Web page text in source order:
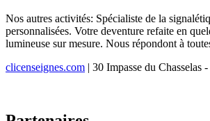
Nos autres activités: Spécialiste de la
personnalisées. Votre deventure refaite en
lumineuse sur mesure. Nous répondont à
clicenseignes.com | 30 Impasse du Chasselas